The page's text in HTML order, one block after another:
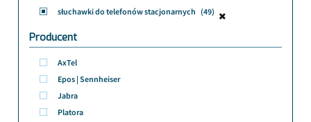
słuchawki do telefonów stacjonarnych (49)
Producent
AxTel
Epos | Sennheiser
Jabra
Platora